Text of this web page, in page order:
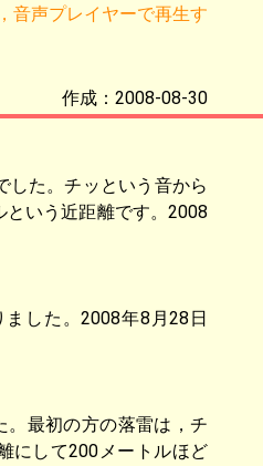
音声プレイヤーで再生す
作成：2008-08-30
した。チッという音から
という近距離です。2008
した。2008年8月28日
。最初の方の落雷は，チ
にして200メートルほど